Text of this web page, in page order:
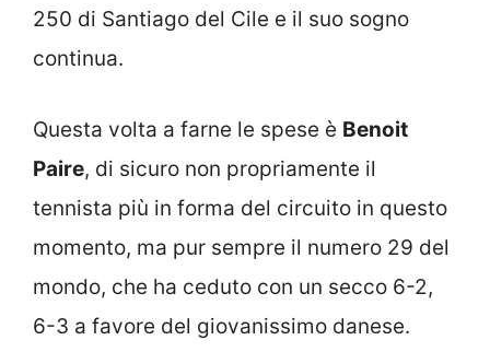
250 di Santiago del Cile e il suo sogno
continua.
Questa volta a farne le spese è Benoit
Paire, di sicuro non propriamente il
tennista più in forma del circuito in questo
momento, ma pur sempre il numero 29 del
mondo, che ha ceduto con un secco 6-2,
6-3 a favore del giovanissimo danese.